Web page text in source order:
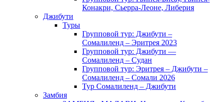
Конакри, Сьерра-Леоне, Либерия
Джибути
Туры
Групповой тур: Джибути –
Cомалиленд – Эритрея 2023
Групповой тур: Джибути —
Сомалиленд – Судан
Групповой тур: Эритрея – Джибути –
Сомалиленд – Сомали 2026
Тур Cомалиленд – Джибути
Замбия